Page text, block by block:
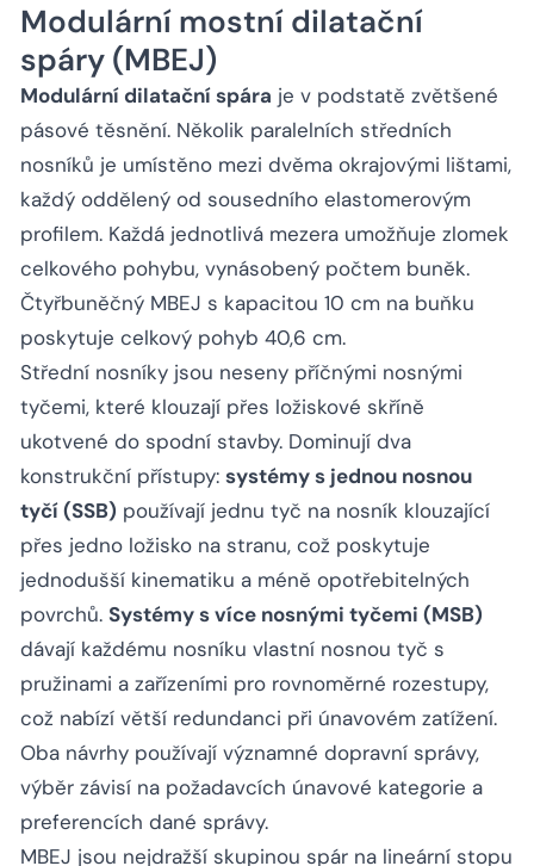
Modulární mostní dilatační
spáry (MBEJ)
Modulární dilatační spára je v podstatě zvětšené
pásové těsnění. Několik paralelních středních
nosníků je umístěno mezi dvěma okrajovými lištami,
každý oddělený od sousedního elastomerovým
profilem. Každá jednotlivá mezera umožňuje zlomek
celkového pohybu, vynásobený počtem buněk.
Čtyřbuněčný MBEJ s kapacitou 10 cm na buňku
poskytuje celkový pohyb 40,6 cm.
Střední nosníky jsou neseny příčnými nosnými
tyčemi, které klouzají přes ložiskové skříně
ukotvené do spodní stavby. Dominují dva
konstrukční přístupy: systémy s jednou nosnou
tyčí (SSB) používají jednu tyč na nosník klouzající
přes jedno ložisko na stranu, což poskytuje
jednodušší kinematiku a méně opotřebitelných
povrchů. Systémy s více nosnými tyčemi (MSB)
dávají každému nosníku vlastní nosnou tyč s
pružinami a zařízeními pro rovnoměrné rozestupy,
což nabízí větší redundanci při únavovém zatížení.
Oba návrhy používají významné dopravní správy,
výběr závisí na požadavcích únavové kategorie a
preferencích dané správy.
MBEJ jsou nejdražší skupinou spár na lineární stopu